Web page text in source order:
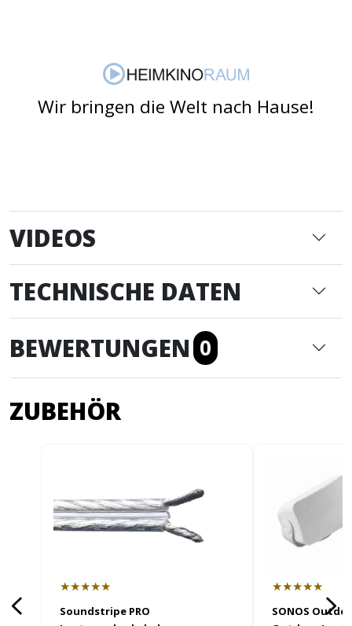
Wir bringen die Welt nach Hause!
VIDEOS
TECHNISCHE DATEN
BEWERTUNGEN 0
ZUBEHÖR
★★★★★
Soundstripe PRO
★★★★★
SONOS